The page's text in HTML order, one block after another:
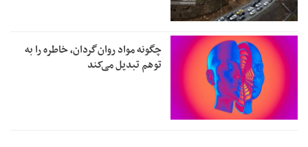
چگونه مواد روان‌گردان، خاطره را به
توهم تبدیل می‌کند